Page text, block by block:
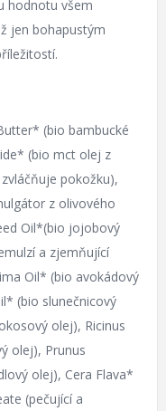
hodnotu všem
jen bohapustým
(bio bambucké
(bio mct olej z
pokožku),
z olivového
Oil*(bio jojobový
a zjemňující
Oil* (bio avokádový
(bio slunečnicový
olej), Ricinus
olej), Prunus
olej), Cera Flava*
(pečující a